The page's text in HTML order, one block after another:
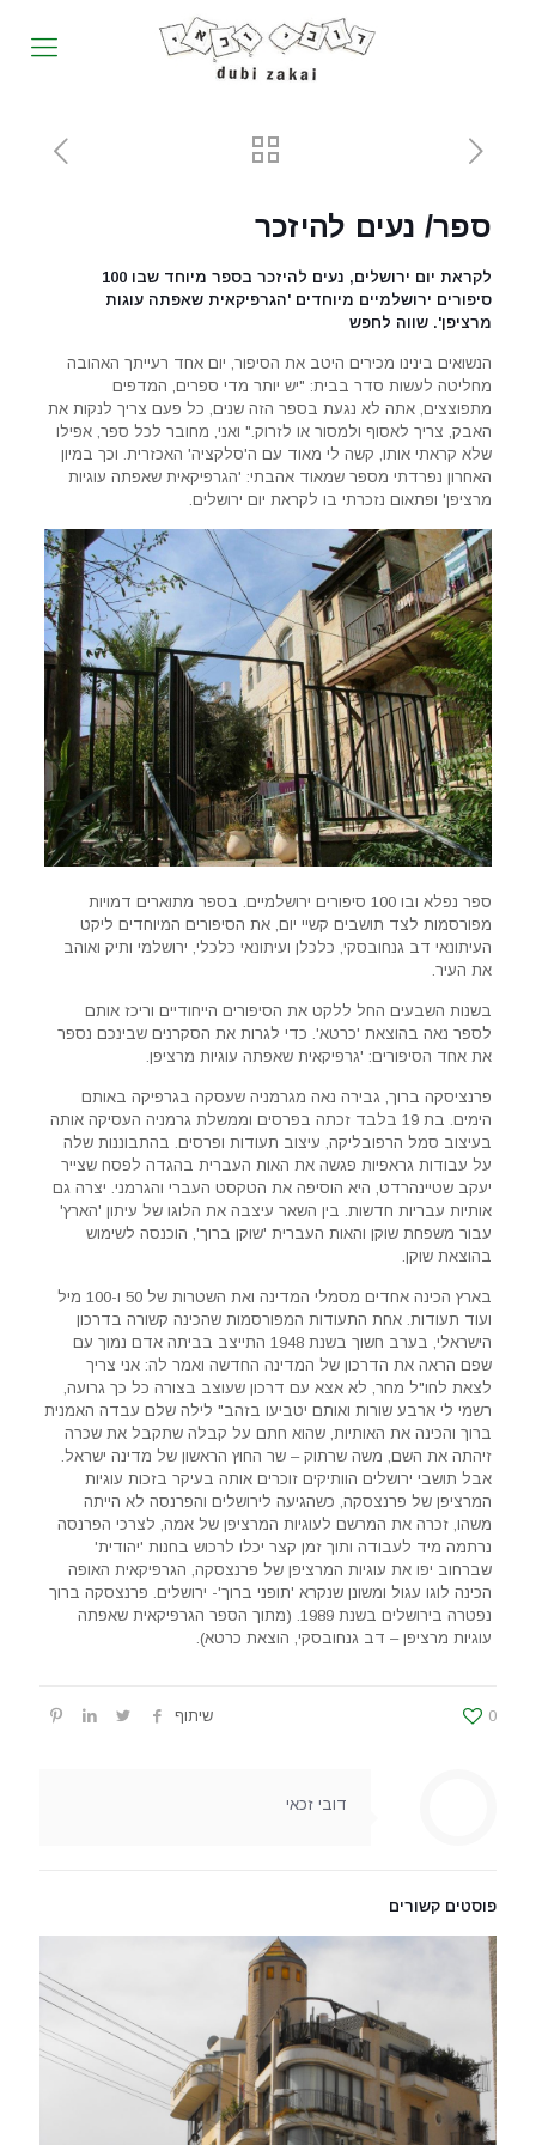
ספר/ נעים להיזכר
לקראת יום ירושלים, נעים להיזכר בספר מיוחד שבו 100
סיפורים ירושלמיים מיוחדים 'הגרפיקאית שאפתה עוגות
מרציפן'. שווה לחפש
הנשואים בינינו מכירים היטב את הסיפור, יום אחד רעייתך האהובה
מחליטה לעשות סדר בבית: "יש יותר מדי ספרים, המדפים
מתפוצצים, אתה לא נגעת בספר הזה שנים, כל פעם צריך לנקות את
האבק, צריך לאסוף ולמסור או לזרוק." ואני, מחובר לכל ספר, אפילו
שלא קראתי אותו, קשה לי מאוד עם ה'סלקציה' האכזרית. וכך במיון
האחרון נפרדתי מספר שמאוד אהבתי: 'הגרפיקאית שאפתה עוגיות
מרציפן' ופתאום נזכרתי בו לקראת יום ירושלים.
ספר נפלא ובו 100 סיפורים ירושלמיים. בספר מתוארים דמויות
מפורסמות לצד תושבים קשיי יום, את הסיפורים המיוחדים ליקט
העיתונאי דב גנחובסקי, כלכלן ועיתונאי כלכלי, ירושלמי ותיק ואוהב
את העיר.
בשנות השבעים החל ללקט את הסיפורים הייחודיים וריכז אותם
לספר נאה בהוצאת 'כרטא'. כדי לגרות את הסקרנים שבינכם נספר
את אחד הסיפורים: 'גרפיקאית שאפתה עוגיות מרציפן.
פרנציסקה ברוך, גבירה נאה מגרמניה שעסקה בגרפיקה באותם
הימים. בת 19 בלבד זכתה בפרסים וממשלת גרמניה העסיקה אותה
בעיצוב סמל הרפובליקה, עיצוב תעודות ופרסים. בהתבוננות שלה
על עבודות גראפיות פגשה את האות העברית בהגדה לפסח שצייר
יעקב שטיינהרדט, היא הוסיפה את הטקסט העברי והגרמני. יצרה גם
אותיות עבריות חדשות. בין השאר עיצבה את הלוגו של עיתון 'הארץ'
עבור משפחת שוקן והאות העברית 'שוקן ברוך', הוכנסה לשימוש
בהוצאת שוקן.
בארץ הכינה אחדים מסמלי המדינה ואת השטרות של 50 ו-100 מיל
ועוד תעודות. אחת התעודות המפורסמות שהכינה קשורה בדרכון
הישראלי, בערב חשוך בשנת 1948 התייצב בביתה אדם נמוך עם
שפם הראה את הדרכון של המדינה החדשה ואמר לה: אני צריך
לצאת לחו"ל מחר, לא אצא עם דרכון שעוצב בצורה כל כך גרועה,
רשמי לי ארבע שורות ואותם יטביעו בזהב" לילה שלם עבדה האמנית
ברוך והכינה את האותיות, שהוא חתם על קבלה שתקבל את שכרה
זיהתה את השם, משה שרתוק – שר החוץ הראשון של מדינה ישראל.
אבל תושבי ירושלים הוותיקים זוכרים אותה בעיקר בזכות עוגיות
המרציפן של פרנצסקה, כשהגיעה לירושלים והפרנסה לא הייתה
משהו, זכרה את המרשם לעוגיות המרציפן של אמה, לצרכי הפרנסה
נרתמה מיד לעבודה ותוך זמן קצר יכלו לרכוש בחנות 'יהודית'
שברחוב יפו את עוגיות המרציפן של פרנצסקה, הגרפיקאית האופה
הכינה לוגו עגול ומשונן שנקרא 'תופני ברוך'- ירושלים. פרנצסקה ברוך
נפטרה בירושלים בשנת 1989. (מתוך הספר הגרפיקאית שאפתה
עוגיות מרציפן – דב גנחובסקי, הוצאת כרטא).
שיתוף 0
דובי זכאי
פוסטים קשורים